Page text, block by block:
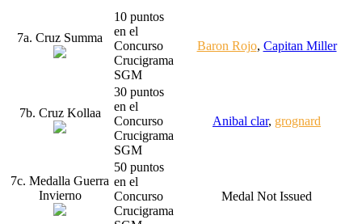
7a. Cruz Summa
10 puntos
en el
Concurso
Crucigrama
SGM
Baron Rojo, Capitan Miller
7b. Cruz Kollaa
30 puntos
en el
Concurso
Crucigrama
SGM
Anibal clar, grognard
7c. Medalla Guerra
Invierno
50 puntos
en el
Concurso
Crucigrama
Medal Not Issued